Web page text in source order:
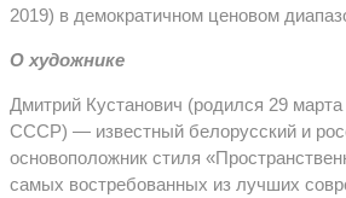
2019) в демократичном ценовом
О художнике
Дмитрий Кустанович (родился 29
СССР) — известный белорусский и
основоположник стиля
самых востребованных из лучших